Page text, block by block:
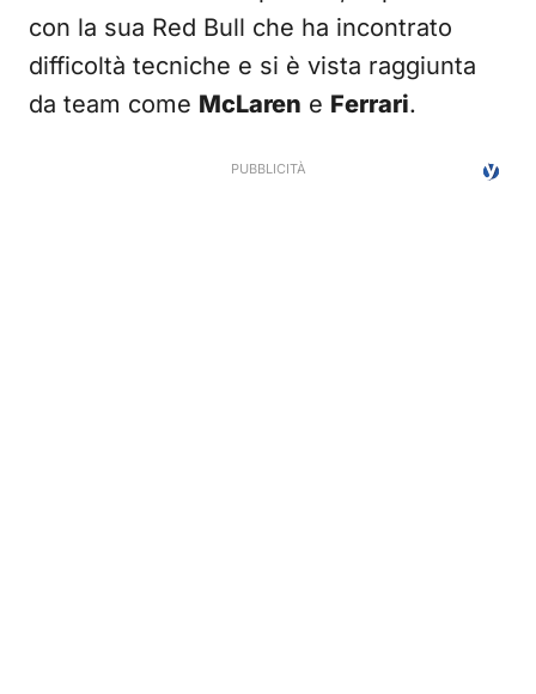
con la sua Red Bull che ha incontrato
difficoltà tecniche e si è vista raggiunta
da team come McLaren e Ferrari.